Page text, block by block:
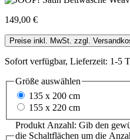
149,00 €
Preise inkl. MwSt. zzgl.
Sofort verfügbar, Lieferzeit: 1-5
Größe auswählen
135 x 200 cm
155 x 220 cm
Produkt Anzahl: Gib den
die Schaltflächen um die